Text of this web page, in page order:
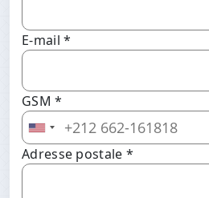
E-mail *
GSM *
Adresse postale *